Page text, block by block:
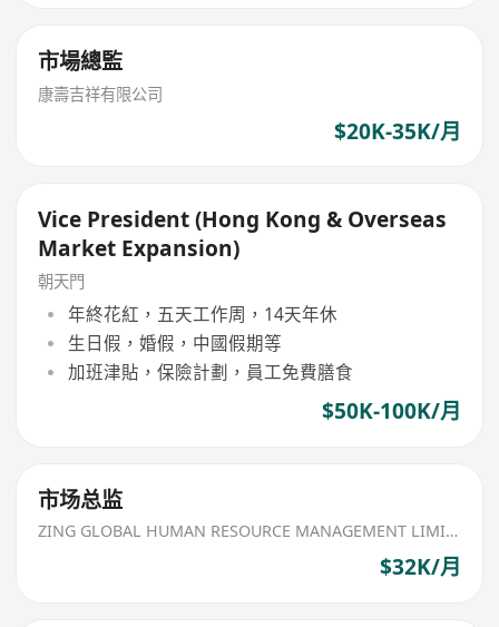
市場總監
康壽吉祥有限公司
$20K-35K/月
Vice President (Hong Kong & Overseas
Market Expansion)
朝天門
年終花紅，五天工作周，14天年休
生日假，婚假，中國假期等
加班津貼，保險計劃，員工免費膳食
$50K-100K/月
市场总监
ZING GLOBAL HUMAN RESOURCE MANAGEMENT LIMITED
$32K/月